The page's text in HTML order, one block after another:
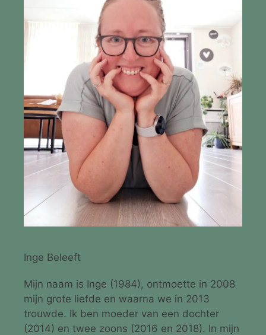
Inge Beleeft
Mijn naam is Inge (1984), ontmoette in 2008
mijn grote liefde en waarna we in 2013
trouwde. Ik ben moeder van een dochter
(2014) en twee zoons (2016 en 2018). In mijn